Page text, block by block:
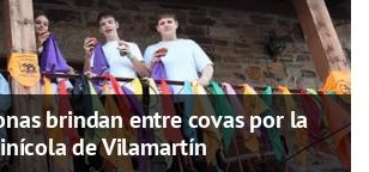
brindan entre covas por la
de Vilamartín